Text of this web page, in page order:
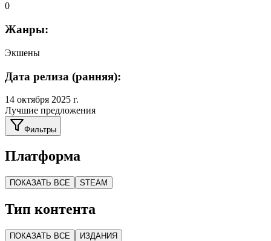
0
Жанры:
Экшены
Дата релиза (ранняя):
14 октября 2025 г.
Лучшие предложения
Фильтры
Платформа
ПОКАЗАТЬ ВСЕ STEAM
Тип контента
ПОКАЗАТЬ ВСЕ ИЗДАНИЯ